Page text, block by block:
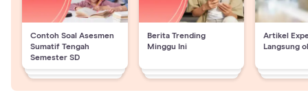
Contoh Soal Asesmen
Sumatif Tengah
Semester SD
Berita Trending
Minggu Ini
Artikel
Langsung